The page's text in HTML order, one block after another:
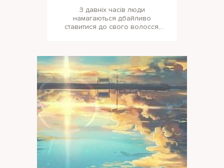
З давніх часів люди
намагаються дбайливо
ставитися до свого волосся,